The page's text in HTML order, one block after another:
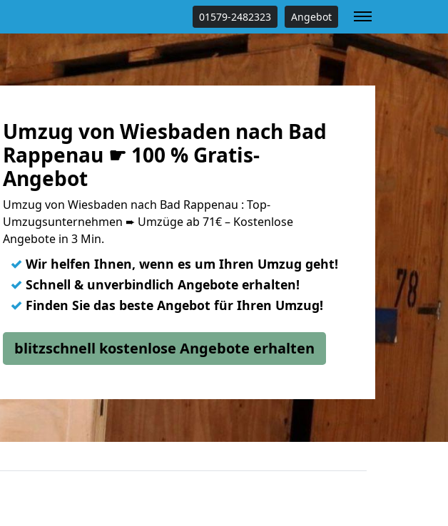
01579-2482323 Angebot
Umzug von Wiesbaden nach Bad
Rappenau ☛ 100 % Gratis-
Angebot
Umzug von Wiesbaden nach Bad Rappenau : Top-
Umzugsunternehmen ➨ Umzüge ab 71€ – Kostenlose
Angebote in 3 Min.
✓ Wir helfen Ihnen, wenn es um Ihren Umzug geht!
✓ Schnell & unverbindlich Angebote erhalten!
✓ Finden Sie das beste Angebot für Ihren Umzug!
blitzschnell kostenlose Angebote erhalten